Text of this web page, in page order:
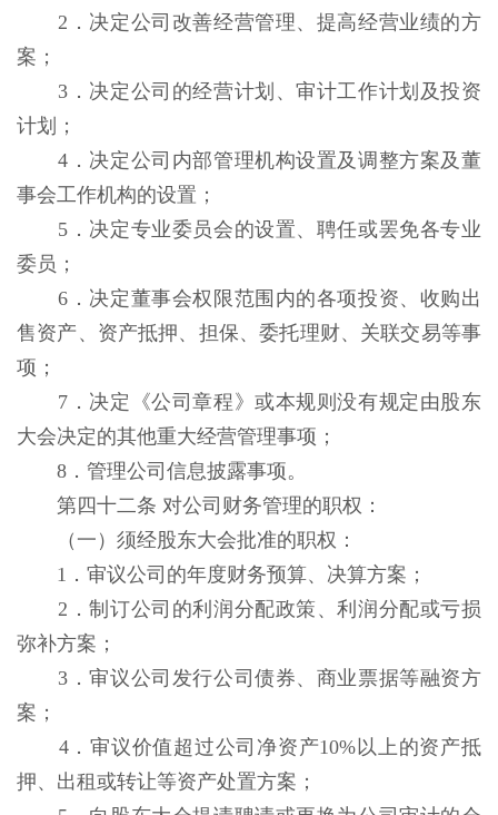
2．决定公司改善经营管理、提高经营业绩的方
案；
3．决定公司的经营计划、审计工作计划及投资
计划；
4．决定公司内部管理机构设置及调整方案及董
事会工作机构的设置；
5．决定专业委员会的设置、聘任或罢免各专业
委员；
6．决定董事会权限范围内的各项投资、收购出
售资产、资产抵押、担保、委托理财、关联交易等事
项；
7．决定《公司章程》或本规则没有规定由股东
大会决定的其他重大经营管理事项；
8．管理公司信息披露事项。
第四十二条 对公司财务管理的职权：
（一）须经股东大会批准的职权：
1．审议公司的年度财务预算、决算方案；
2．制订公司的利润分配政策、利润分配或亏损
弥补方案；
3．审议公司发行公司债券、商业票据等融资方
案；
4．审议价值超过公司净资产10%以上的资产抵
押、出租或转让等资产处置方案；